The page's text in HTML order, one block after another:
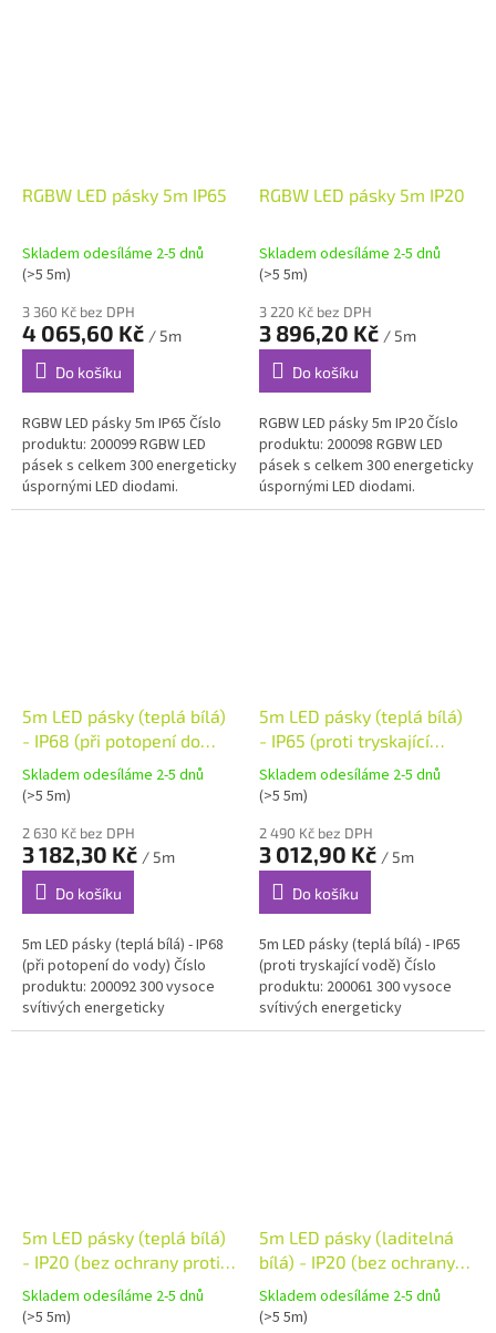
RGBW LED pásky 5m IP65
Skladem odesíláme 2-5 dnů
(>5 5m)
3 360 Kč bez DPH
4 065,60 Kč / 5m
Do košíku
RGBW LED pásky 5m IP65 Číslo
produktu: 200099 RGBW LED
pásek s celkem 300 energeticky
úspornými LED diodami.
Optimální pro nepřímé osvětlení
RGBW LED pásky 5m IP20
Skladem odesíláme 2-5 dnů
(>5 5m)
3 220 Kč bez DPH
3 896,20 Kč / 5m
Do košíku
RGBW LED pásky 5m IP20 Číslo
produktu: 200098 RGBW LED
pásek s celkem 300 energeticky
úspornými LED diodami.
Optimální pro nepřímé osvětlení
5m LED pásky (teplá bílá)
- IP68 (při potopení do
vody)
Skladem odesíláme 2-5 dnů
(>5 5m)
2 630 Kč bez DPH
3 182,30 Kč / 5m
Do košíku
5m LED pásky (teplá bílá) - IP68
(při potopení do vody) Číslo
produktu: 200092 300 vysoce
svítivých energeticky
úsporných LED. Tento LED pásek
5m LED pásky (teplá bílá)
- IP65 (proti tryskající
vodě)
Skladem odesíláme 2-5 dnů
(>5 5m)
2 490 Kč bez DPH
3 012,90 Kč / 5m
Do košíku
5m LED pásky (teplá bílá) - IP65
(proti tryskající vodě) Číslo
produktu: 200061 300 vysoce
svítivých energeticky
úsporných LED. Tento LED pásek
5m LED pásky (teplá bílá)
- IP20 (bez ochrany proti
vodě)
Skladem odesíláme 2-5 dnů
(>5 5m)
5m LED pásky (laditelná
bílá) - IP20 (bez ochrany
proti vodě)
Skladem odesíláme 2-5 dnů
(>5 5m)